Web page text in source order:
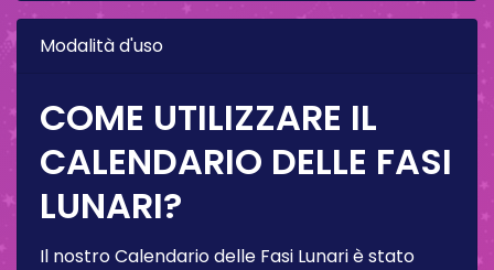
Modalità d'uso
COME UTILIZZARE IL
CALENDARIO DELLE FASI
LUNARI?
Il nostro Calendario delle Fasi Lunari è stato